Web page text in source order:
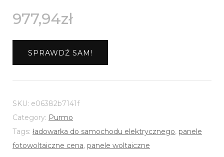
977,94zł
SPRAWDŹ SAM!
SKU: e06382b7141f
Category: Purmo
Tags: ładowarka do samochodu elektrycznego, panele
fotowoltaiczne cena, panele woltaiczne